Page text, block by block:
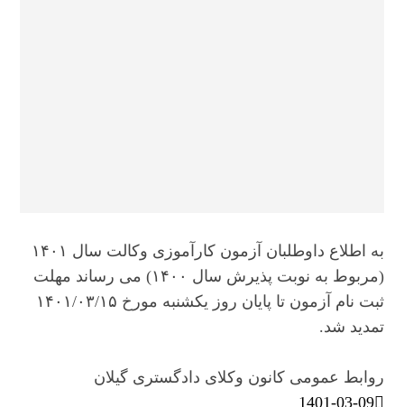
به اطلاع داوطلبان آزمون کارآموزی وکالت سال ۱۴۰۱
(مربوط به نوبت پذیرش سال ۱۴۰۰) می رساند مهلت
ثبت نام آزمون تا پایان روز یکشنبه مورخ ۱۴۰۱/۰۳/۱۵
تمدید شد.
روابط عمومی کانون وکلای دادگستری گیلان
1401-03-09